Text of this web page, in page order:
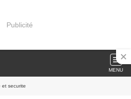
Publicité
MENU
et securite